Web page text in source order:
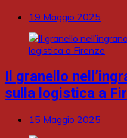
19 Maggio 2025
Il granello
sulla logistica a
15 Maggio 2025